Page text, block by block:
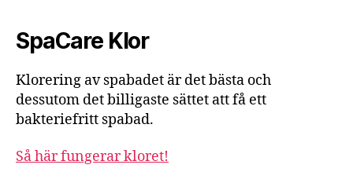
SpaCare Klor
Klorering av spabadet är det bästa och
dessutom det billigaste sättet att få ett
bakteriefritt spabad.
Så här fungerar kloret!